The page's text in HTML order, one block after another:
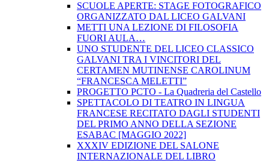
SCUOLE APERTE: STAGE FOTOGRAFICO
ORGANIZZATO DAL LICEO GALVANI
METTI UNA LEZIONE DI FILOSOFIA
FUORI AULA…
UNO STUDENTE DEL LICEO CLASSICO
GALVANI TRA I VINCITORI DEL
CERTAMEN MUTINENSE CAROLINUM
“FRANCESCA MELETTI”
PROGETTO PCTO - La Quadreria del Castello
SPETTACOLO DI TEATRO IN LINGUA
FRANCESE RECITATO DAGLI STUDENTI
DEL PRIMO ANNO DELLA SEZIONE
ESABAC [MAGGIO 2022]
XXXIV EDIZIONE DEL SALONE
INTERNAZIONALE DEL LIBRO